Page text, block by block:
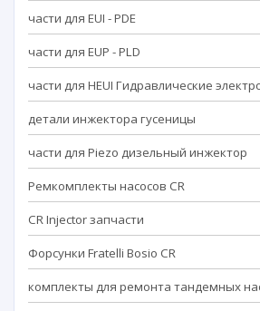
части для EUI - PDE
части для EUP - PLD
части для HEUI Гидравлические
детали инжектора гусеницы
части для Piezo дизельный инжектор
Ремкомплекты насосов CR
CR Injector запчасти
Форсунки Fratelli Bosio CR
комплекты для ремонта тандемных